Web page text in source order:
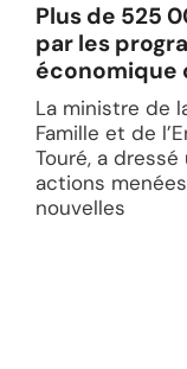
Plus de 525
par les
économique
La ministre de
Famille et de
Touré, a
actions
nouvelles